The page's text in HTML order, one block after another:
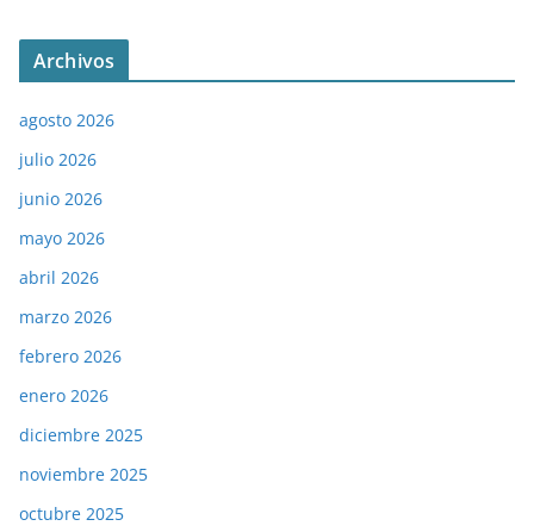
Archivos
agosto 2026
julio 2026
junio 2026
mayo 2026
abril 2026
marzo 2026
febrero 2026
enero 2026
diciembre 2025
noviembre 2025
octubre 2025